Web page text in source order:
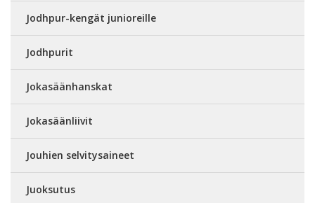
Jodhpur-kengät junioreille
Jodhpurit
Jokasäänhanskat
Jokasäänliivit
Jouhien selvitysaineet
Juoksutus